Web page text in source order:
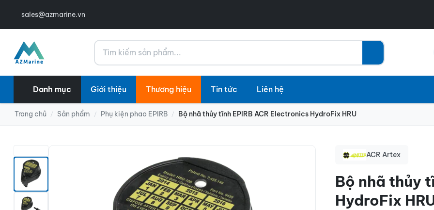
sales@azmarine.vn
Tìm kiếm
Danh mục Giới thiệu Thương hiệu Tin tức Liên hệ
Trang chủ / Sản phẩm / Phụ kiện phao EPIRB / Bộ nhã thủy tĩnh EPIRB ACR Electronics HydroFix HRU
ACR Artex
Bộ nhã thủy
HydroFix